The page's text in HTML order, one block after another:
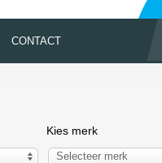
CONTACT
Kies merk
Selecteer merk